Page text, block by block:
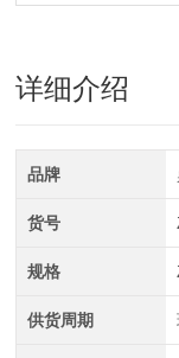
详细介绍
品牌
货号
规格
供货周期